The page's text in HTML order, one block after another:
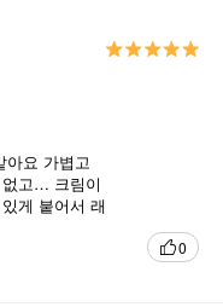
아요 가볍고
없고… 크림이
게 붙어서 래
수분감도 많
0